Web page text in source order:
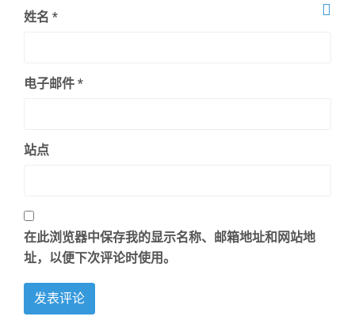
姓名 *
电子邮件 *
站点
在此浏览器中保存我的显示名称、邮箱地址和网站地
址，以便下次评论时使用。